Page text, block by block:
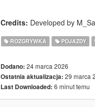
Credits: Developed by
ROZGRYWKA POJAZDY
Dodano: 24 marca 2026
Ostatnia aktualizacja: 29 marca
Last Downloaded: 6 minut temu